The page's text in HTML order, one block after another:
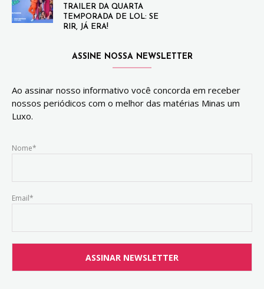
TRAILER DA QUARTA
TEMPORADA DE LOL: SE
RIR, JÁ ERA!
ASSINE NOSSA NEWSLETTER
Ao assinar nosso informativo você concorda em receber
nossos periódicos com o melhor das matérias Minas um
Luxo.
Nome*
Email*